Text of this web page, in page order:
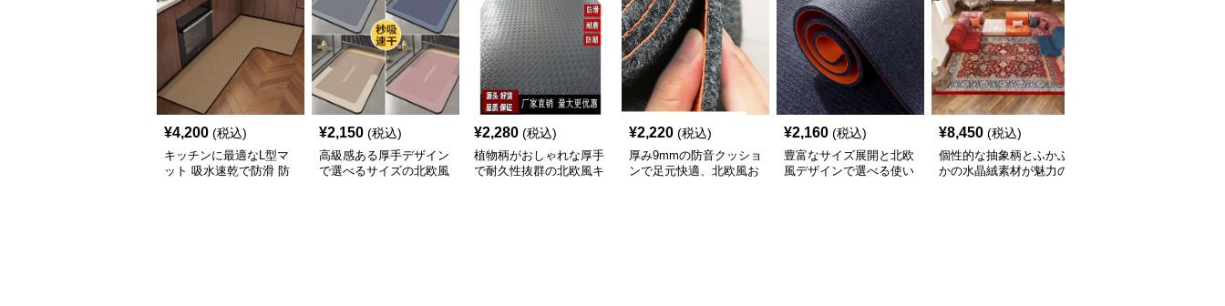
¥4,200 (税込)
キッチンに最適なL型マ
ット 吸水速乾で防滑 防
¥2,150 (税込)
高級感ある厚手デザイン
で選べるサイズの北欧風
¥2,280 (税込)
植物柄がおしゃれな厚手
で耐久性抜群の北欧風キ
¥2,220 (税込)
厚み9mmの防音クッショ
ンで足元快適、北欧風お
¥2,160 (税込)
豊富なサイズ展開と北欧
風デザインで選べる使い
¥8,450 (税込)
個性的な抽象柄とふかふ
かの水晶絨素材が魅力の